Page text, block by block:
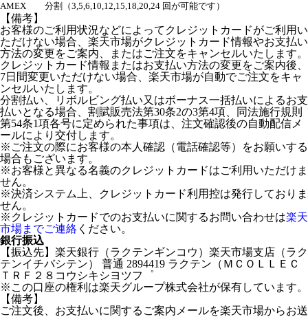
AMEX
分割（3,5,6,10,12,15,18,20,24 回が可能です）
【備考】
お客様のご利用状況などによってクレジットカードがご利用い
ただけない場合、楽天市場がクレジットカード情報やお支払い
方法の変更をご案内、またはご注文をキャンセルいたします。
クレジットカード情報またはお支払い方法の変更をご案内後、
7日間変更いただけない場合、楽天市場が自動でご注文をキャ
ンセルいたします。
分割払い、リボルビング払い又はボーナス一括払いによるお支
払いとなる場合、割賦販売法第30条2の3第4項、同法施行規則
第54条1項各号に定められた事項は、注文確認後の自動配信メ
ールにより交付します。
※ご注文の際にお客様の本人確認（電話確認等）をお願いする
場合もございます。
※お客様と異なる名義のクレジットカードはご利用いただけま
せん。
※決済システム上、クレジットカード利用控は発行しておりま
せん。
※クレジットカードでのお支払いに関するお問い合わせは楽天
市場までご連絡 ください。
銀行振込
【振込先】楽天銀行（ラクテンギンコウ）楽天市場支店（ラク
テンイチバシテン） 普通 2894419 ラクテン（ＭＣＯＬＬＥＣ
ＴＲＦ２８コウシキシヨツフ゜
※この口座の権利は楽天グループ株式会社が保有しています。
【備考】
ご注文後、お支払いに関するご案内メールを楽天市場からお送